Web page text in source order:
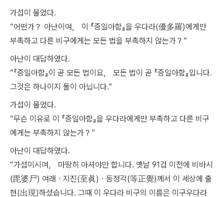
가섭이 물었다.
“어떤가？ 아난이여， 이 『증일아함』을 우다라(優多羅)에게만
부촉하고 다른 비구에게는 모든 법을 부촉하지 않는가？”
아난이 대답하였다.
“『증일아함』이 곧 모든 법이요， 모든 법이 곧 『증일아함』입니다.
그것은 하나이지 둘이 아닙니다.”
가섭이 물었다.
“무슨 이유로 이 『증일아함』을 우다라에게만 부촉하고 다른 비구
에게는 부촉하지 않는가？”
아난이 대답하였다.
“가섭이시여， 마땅히 아셔야만 합니다. 옛날 91겁 이전에 비바시
(毘婆尸) 여래ㆍ지진(至眞)ㆍ등정각(等正覺)께서 이 세상에 출
현(出現)하셨습니다. 그때 이 우다라 비구의 이름은 이구우다라